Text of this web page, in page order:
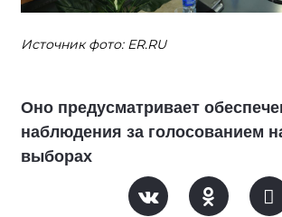
Источник фото: ER.RU
Оно предусматривает
наблюдения за голосованием
выборах